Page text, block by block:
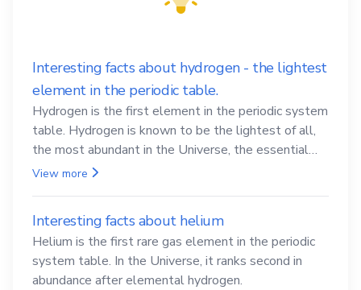
Interesting facts about hydrogen - the lightest
element in the periodic table.
Hydrogen is the first element in the periodic system
table. Hydrogen is known to be the lightest of all,
the most abundant in the Universe, the essential
element for life
View more
Interesting facts about helium
Helium is the first rare gas element in the periodic
system table. In the Universe, it ranks second in
abundance after elemental hydrogen.